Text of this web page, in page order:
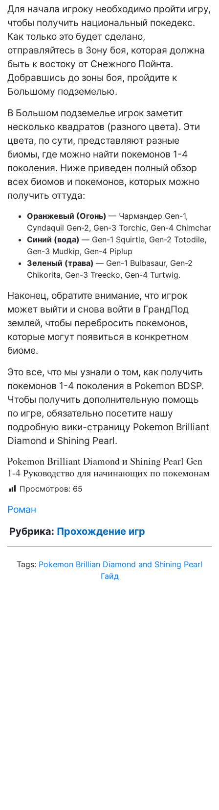
Для начала игроку необходимо пройти игру,
чтобы получить национальный покедекс.
Как только это будет сделано,
отправляйтесь в Зону боя, которая должна
быть к востоку от Снежного Пойнта.
Добравшись до зоны боя, пройдите к
Большому подземелью.
В Большом подземелье игрок заметит
несколько квадратов (разного цвета). Эти
цвета, по сути, представляют разные
биомы, где можно найти покемонов 1-4
поколения. Ниже приведен полный обзор
всех биомов и покемонов, которых можно
получить оттуда:
Оранжевый (Огонь) — Чармандер Gen-1,
Cyndaquil Gen-2, Gen-3 Torchic, Gen-4 Chimchar
Синий (вода) — Gen-1 Squirtle, Gen-2 Totodile,
Gen-3 Mudkip, Gen-4 Piplup
Зеленый (трава) — Gen-1 Bulbasaur, Gen-2
Chikorita, Gen-3 Treecko, Gen-4 Turtwig.
Наконец, обратите внимание, что игрок
может выйти и снова войти в ГрандПод
землей, чтобы перебросить покемонов,
которые могут появиться в конкретном
биоме.
Это все, что мы узнали о том, как получить
покемонов 1-4 поколения в Pokemon BDSP.
Чтобы получить дополнительную помощь
по игре, обязательно посетите нашу
подробную вики-страницу Pokemon Brilliant
Diamond и Shining Pearl.
Pokemon Brilliant Diamond и Shining Pearl Gen
1-4 Руководство для начинающих по покемонам
Просмотров: 65
Роман
Рубрика: Прохождение игр
Tags: Pokemon Brillian Diamond and Shining Pearl
Гайд